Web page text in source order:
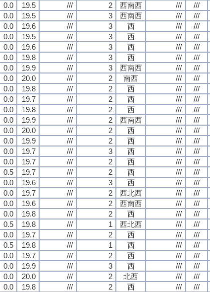
0.0 19.5 /// 2 西南西 /// ///
0.0 19.5 /// 3 西南西 /// ///
0.0 19.6 /// 3 西 /// ///
0.0 19.5 /// 3 西 /// ///
0.0 19.6 /// 3 西 /// ///
0.0 19.8 /// 3 西 /// ///
0.0 19.9 /// 3 西南西 /// ///
0.0 20.0 /// 2 南西 /// ///
0.0 19.8 /// 2 西 /// ///
0.0 19.7 /// 2 西 /// ///
0.0 19.8 /// 2 西 /// ///
0.0 19.9 /// 2 西南西 /// ///
0.0 20.0 /// 2 西 /// ///
0.0 19.9 /// 2 西 /// ///
0.0 19.7 /// 3 西 /// ///
0.0 19.7 /// 2 西 /// ///
0.5 19.7 /// 2 西 /// ///
0.0 19.6 /// 3 西 /// ///
0.0 19.7 /// 2 西北西 /// ///
0.0 19.6 /// 2 西南西 /// ///
0.0 19.8 /// 2 西 /// ///
0.5 19.8 /// 1 西北西 /// ///
0.0 19.7 /// 2 西 /// ///
0.5 19.8 /// 1 西 /// ///
0.0 19.7 /// 2 西 /// ///
0.0 19.9 /// 3 西 /// ///
0.0 20.0 /// 2 北西 /// ///
0.0 19.8 /// 2 西 /// ///